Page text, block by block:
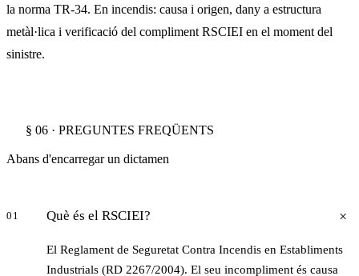
la norma TR-34. En incendis: causa i origen, dany a estructura
metàl·lica i verificació del compliment RSCIEI en el moment del
sinistre.
§ 06 · PREGUNTES FREQÜENTS
Abans d'encarregar un dictamen
01 Què és el RSCIEI?
El Reglament de Seguretat Contra Incendis en Establiments
Industrials (RD 2267/2004). El seu incompliment és causa